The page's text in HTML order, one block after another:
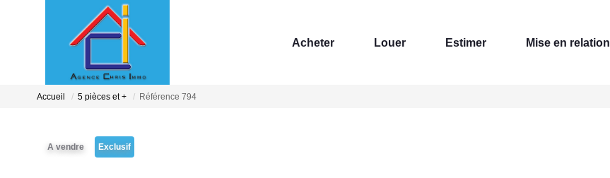
Acheter Louer Estimer Mise en relation
Accueil 5 pièces et + Référence 794
A vendre Exclusif